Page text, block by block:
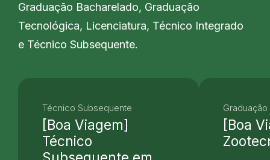
Graduação Bacharelado, Graduação
Tecnológica, Licenciatura, Técnico Integrado
e Técnico Subsequente.
Técnico Subsequente
[Boa Viagem]
Técnico
[Boa